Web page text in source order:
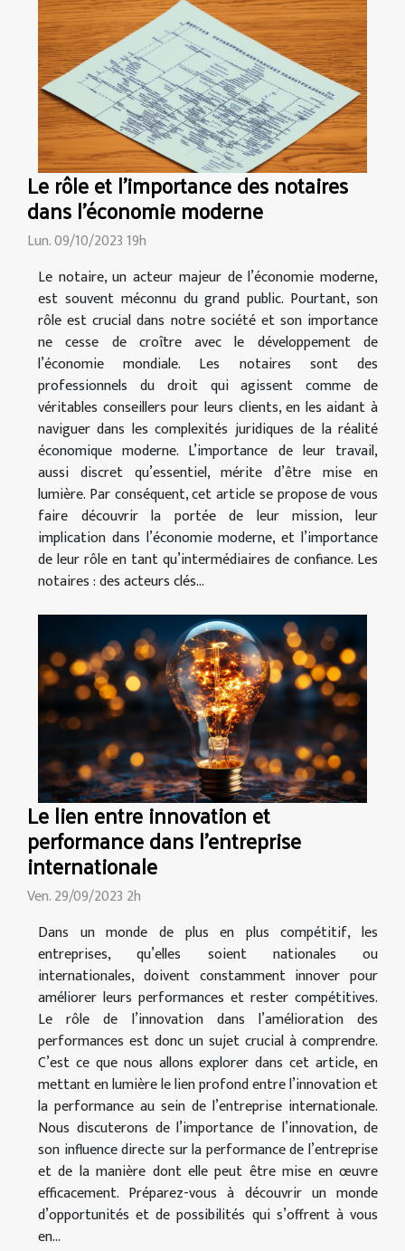
Le rôle et l'importance des notaires
dans l'économie moderne
Lun. 09/10/2023 19h
Le notaire, un acteur majeur de l’économie moderne,
est souvent méconnu du grand public. Pourtant, son
rôle est crucial dans notre société et son importance
ne cesse de croître avec le développement de
l’économie mondiale. Les notaires sont des
professionnels du droit qui agissent comme de
véritables conseillers pour leurs clients, en les aidant à
naviguer dans les complexités juridiques de la réalité
économique moderne. L’importance de leur travail,
aussi discret qu’essentiel, mérite d’être mise en
lumière. Par conséquent, cet article se propose de vous
faire découvrir la portée de leur mission, leur
implication dans l’économie moderne, et l’importance
de leur rôle en tant qu’intermédiaires de confiance. Les
notaires : des acteurs clés...
Le lien entre innovation et
performance dans l'entreprise
internationale
Ven. 29/09/2023 2h
Dans un monde de plus en plus compétitif, les
entreprises, qu’elles soient nationales ou
internationales, doivent constamment innover pour
améliorer leurs performances et rester compétitives.
Le rôle de l’innovation dans l’amélioration des
performances est donc un sujet crucial à comprendre.
C’est ce que nous allons explorer dans cet article, en
mettant en lumière le lien profond entre l’innovation et
la performance au sein de l’entreprise internationale.
Nous discuterons de l’importance de l’innovation, de
son influence directe sur la performance de l’entreprise
et de la manière dont elle peut être mise en œuvre
efficacement. Préparez-vous à découvrir un monde
d’opportunités et de possibilités qui s’offrent à vous
en...